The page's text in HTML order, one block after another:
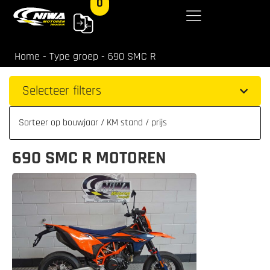
Home - Type groep - 690 SMC R
Selecteer filters
690 SMC R MOTOREN